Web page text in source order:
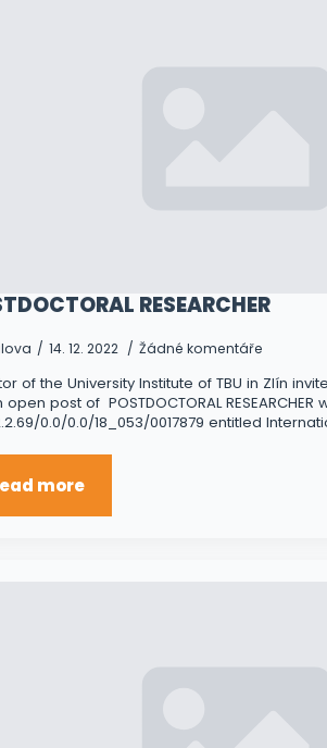
RESEARCHER
14. 12. 2022 Žádné komentáře
of the University Institute of TBU in Zlín
post of POSTDOCTORAL
0.0/0.0/18_053/0017879 entitled
more